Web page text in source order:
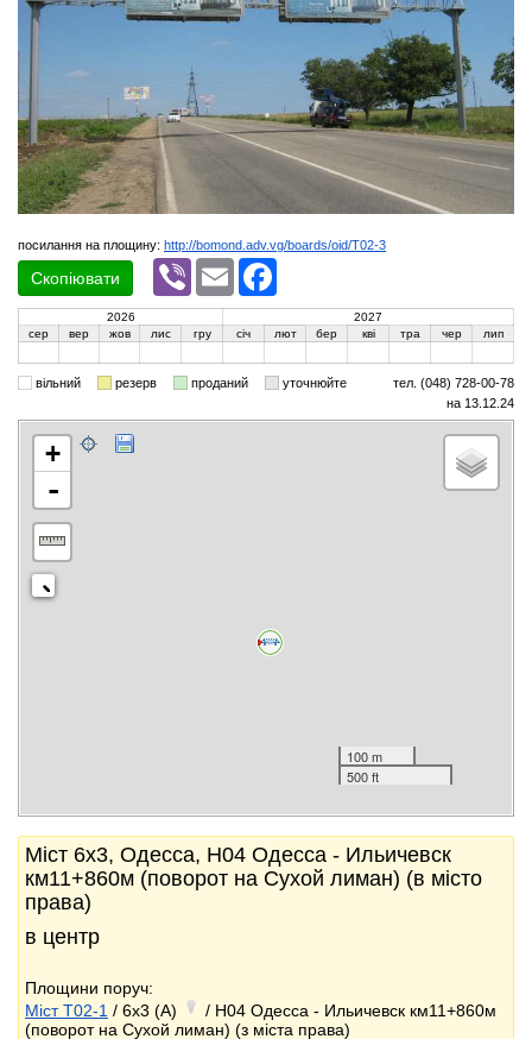
посилання на площину: http://bomond.adv.vg/boards/oid/T02-3
Скопіювати
Viber Email
2026
2027
сер
вер жов лис гру січ лют бер кві тра чер лип
вільний резерв проданий уточнюйте
тел. (048) 728-00-78
на 13.12.24
+
-
100 m
500 ft
Міст 6x3, Одесса, Н04 Одесса - Ильичевск
км11+860м (поворот на Сухой лиман) (в місто
права)
в центр
Площини поруч:
Міст T02-1 / 6x3 (A)
/ Н04 Одесса - Ильичевск км11+860м
(поворот на Сухой лиман) (з міста права)